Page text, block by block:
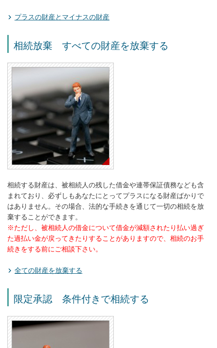
プラスの財産とマイナスの財産
相続放棄 すべての財産を放棄する
相続する財産は、被相続人の残した借金や連帯保証債務なども含
まれており、必ずしもあなたにとってプラスになる財産ばかりで
はありません。その場合、法的な手続きを通じて一切の相続を放
棄することができます。
※ただし、被相続人の借金について借金が減額されたり払い過ぎ
た過払い金が戻ってきたりすることがありますので、相続のお手
続きをする前にご相談下さい。
全ての財産を放棄する
限定承認 条件付きで相続する